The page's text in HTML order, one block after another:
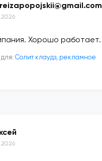
Хорошо работает.
Солит клаудз, рекламное